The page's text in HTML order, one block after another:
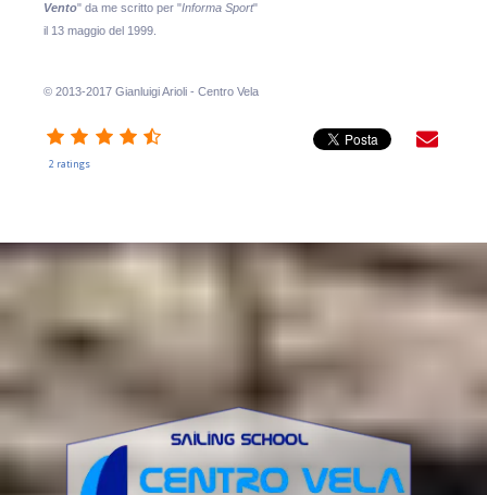
Vento" da me scritto per "Informa Sport"
il 13 maggio del 1999.
© 2013-2017 Gianluigi Arioli - Centro Vela
2 ratings